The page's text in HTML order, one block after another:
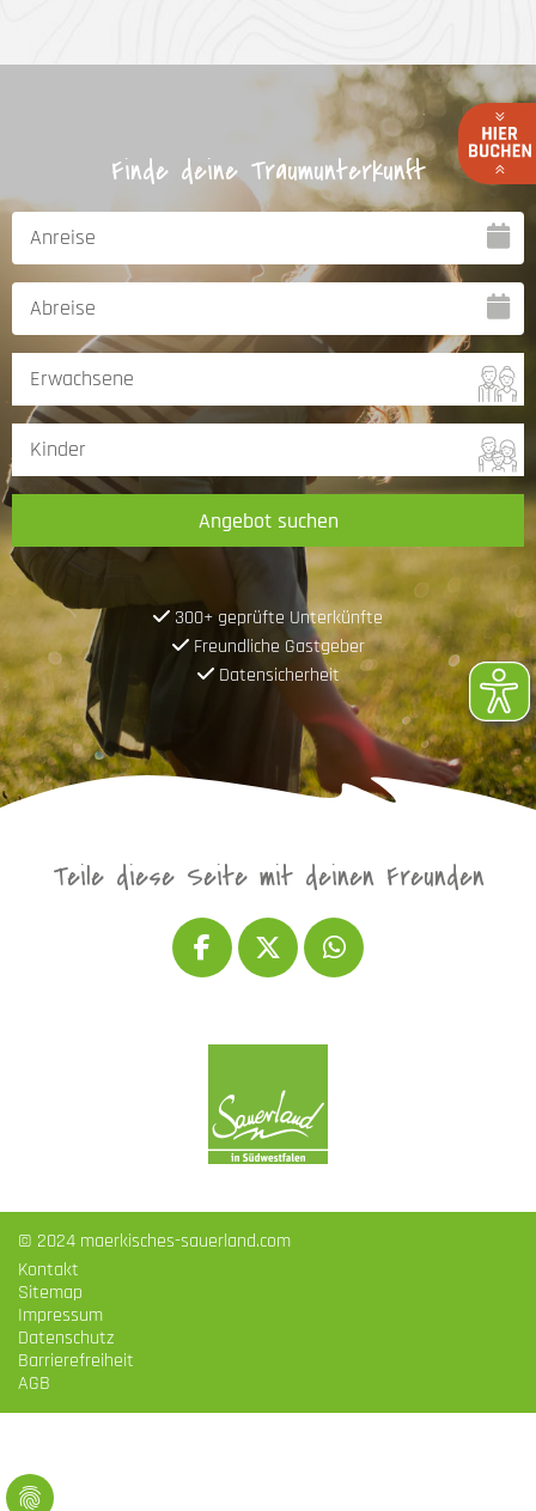
Finde deine Traumunterkunft
Angebot suchen
300+ geprüfte Unterkünfte
Freundliche Gastgeber
Datensicherheit
Teile diese Seite mit deinen Freunden
© 2024 maerkisches-sauerland.com
Kontakt
Sitemap
Impressum
Datenschutz
Barrierefreiheit
AGB